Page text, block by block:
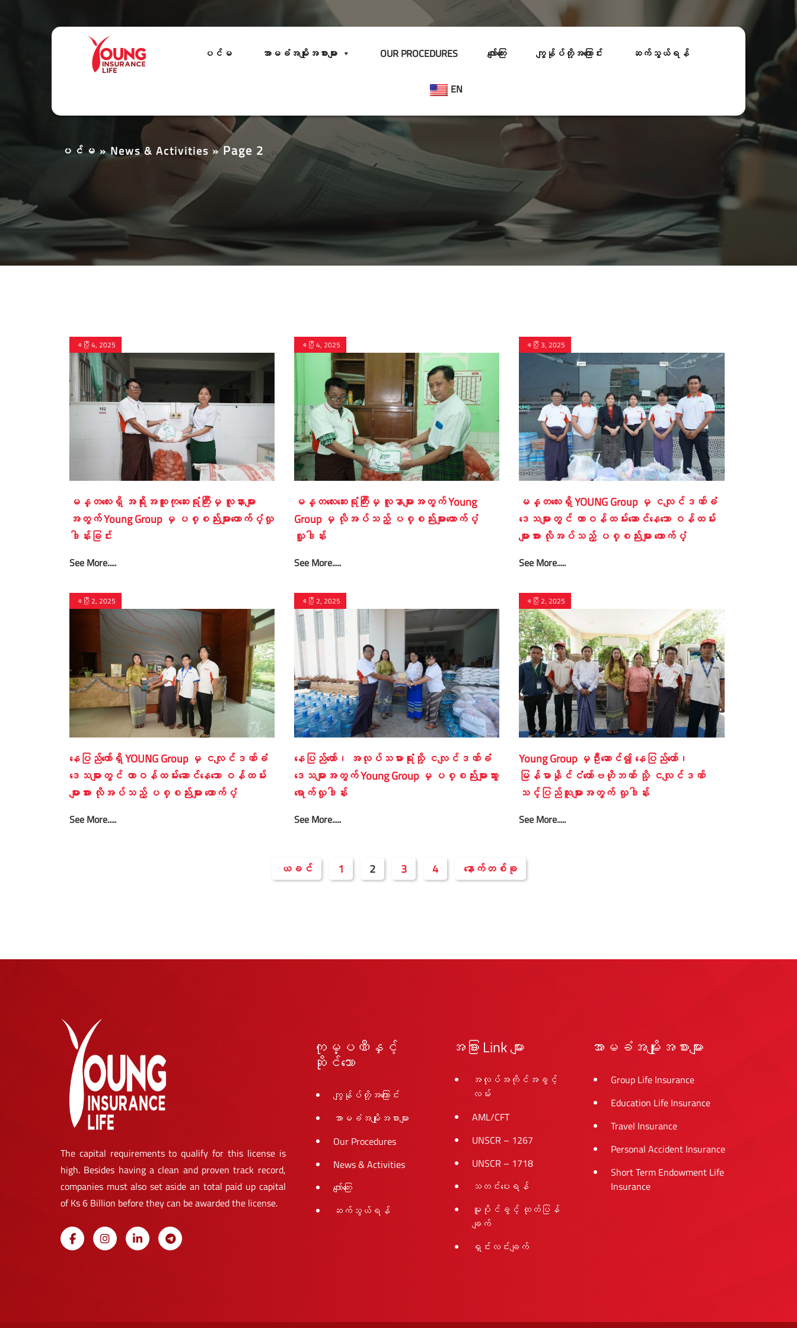
ပင်မ အာမခံအမျိုးအစားများ OUR PROCEDURES လျော်ကြေး ကျွန်ုပ်တို့အကြောင်း ဆက်သွယ်ရန်
EN
ပင်မ»News & Activities »Page 2
ဧပြီ 4, 2025
မန္တလေးရှိ အရိုးအထူးကုဆေးရုံကြီးမှ လူနားများ
အတွက် Young Group မှ ပစ္စည်းများထောက်ပံ့လှု
ဒါန်းခြင်း
See More.....
ဧပြီ 4, 2025
မန္တလေးဆေးရုံကြီးမှ လူနာများအတွက် Young
Group မှ လိုအပ်သည့် ပစ္စည်းများထောက်ပံ့
လှူဒါန်း
See More.....
ဧပြီ 3, 2025
မန္တလေးရှိ YOUNG Group မှ ငလျင်ဒဏ်ခံ
ဒေသများတွင် တာဝန်ထမ်းဆောင်နေသော ဝန်ထမ်း
များအား လိုအပ်သည့် ပစ္စည်းများ ထောက်ပံ့
See More.....
ဧပြီ 2, 2025
နေပြည်တော်ရှိ YOUNG Group မှ ငလျင်ဒဏ်ခံ
ဒေသများတွင် တာဝန်ထမ်းဆောင်နေသော ဝန်ထမ်း
များအား လိုအပ်သည့် ပစ္စည်းများ ထောက်ပံ့
See More.....
ဧပြီ 2, 2025
နေပြည်တော်၊ အလုပ်သမားရုံးသို့ ငလျင်ဒဏ်ခံ
ဒေသများအတွက် Young Group မှ ပစ္စည်းများသွား
ရောက်လှုဒါန်း
See More.....
ဧပြီ 2, 2025
Young Group မှဦးဆောင်၍ နေပြည်တော်၊
မြန်မာနိုင်ငံတော်ဗဟိုဘဏ် သို့ ငလျင်ဒဏ်
သင့်ပြည်သူများအတွက် လှုဒါန်း
See More.....
ခြင်း
ယခင် 1 2 3 4 နောက်တစ်ခု
The capital requirements to qualify for this license is
high. Besides having a clean and proven track record,
companies must also set aside an total paid up capital
of Ks 6 Billion before they can be awarded the license.
ကုမ္ပဏီနှင့်
ဆိုင်သော
ကျွန်ုပ်တို့အကြောင်း
အာမခံအမျိုးအစားများ
Our Procedures
News & Activities
လျော်ကြေး
ဆက်သွယ်ရန်
အခြား Link များ
အလုပ်အကိုင်အခွင့်
လမ်း
AML/CFT
UNSCR – 1267
UNSCR – 1718
သတင်းပေးရန်
မူပိုင်ခွင့် ထုတ်ပြန်
ချက်
ရှင်းလင်းချက်
အာမခံအမျိုးအစားများ
Group Life Insurance
Education Life Insurance
Travel Insurance
Personal Accident Insurance
Short Term Endowment Life
Insurance